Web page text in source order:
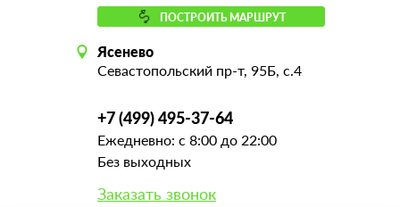
ПОСТРОИТЬ МАРШРУТ
Ясенево
Севастопольский пр-т, 95Б, с.4
+7 (499) 495-37-64
Ежедневно: с 8:00 до 22:00
Без выходных
Заказать звонок